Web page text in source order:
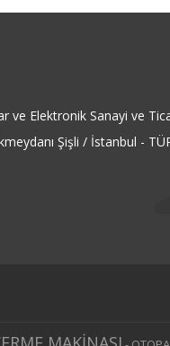
ve Elektronik Sanayi ve
Şişli / İstanbul -